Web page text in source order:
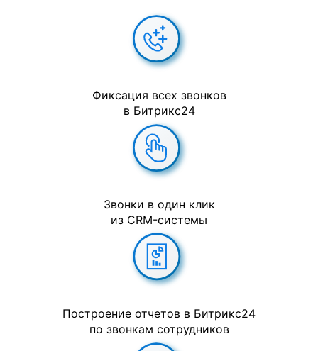
Фиксация всех звонков
в Битрикс24
Звонки в один клик
из CRM-системы
Построение отчетов в Битрикс24
по звонкам сотрудников